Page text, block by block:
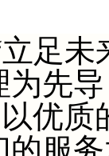
足未
先
优